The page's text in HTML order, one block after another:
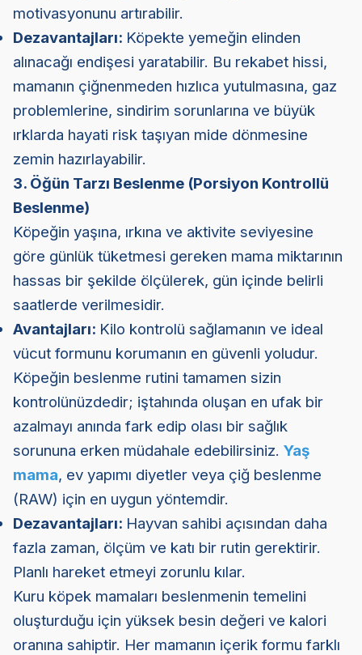
motivasyonunu artırabilir.
Dezavantajları: Köpekte yemeğin elinden
alınacağı endişesi yaratabilir. Bu rekabet hissi,
mamanın çiğnenmeden hızlıca yutulmasına, gaz
problemlerine, sindirim sorunlarına ve büyük
ırklarda hayati risk taşıyan mide dönmesine
zemin hazırlayabilir.
3. Öğün Tarzı Beslenme (Porsiyon Kontrollü
Beslenme)
Köpeğin yaşına, ırkına ve aktivite seviyesine
göre günlük tüketmesi gereken mama miktarının
hassas bir şekilde ölçülerek, gün içinde belirli
saatlerde verilmesidir.
Avantajları: Kilo kontrolü sağlamanın ve ideal
vücut formunu korumanın en güvenli yoludur.
Köpeğin beslenme rutini tamamen sizin
kontrolünüzdedir; iştahında oluşan en ufak bir
azalmayı anında fark edip olası bir sağlık
sorununa erken müdahale edebilirsiniz. Yaş
mama, ev yapımı diyetler veya çiğ beslenme
(RAW) için en uygun yöntemdir.
Dezavantajları: Hayvan sahibi açısından daha
fazla zaman, ölçüm ve katı bir rutin gerektirir.
Planlı hareket etmeyi zorunlu kılar.
Kuru köpek mamaları beslenmenin temelini
oluşturduğu için yüksek besin değeri ve kalori
oranına sahiptir. Her mamanın içerik formu farklı